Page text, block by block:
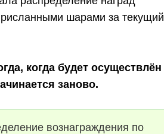
шарами за текущий
когда будет осуществлён
заново.
вознаграждения по